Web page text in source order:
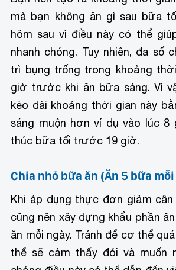
mà bạn không ăn gì sau bữa
hôm sau vì điều này có thể
nhanh chóng. Tuy nhiên, đa số
trì bụng trống trong khoảng
giờ trước khi ăn bữa sáng. Vì
kéo dài khoảng thời gian này
sáng muộn hơn ví dụ vào lúc 8
thúc bữa tối trước 19 giờ.
Chia nhỏ bữa ăn (Ăn 5 bữa
Khi áp dụng thực đơn giảm
cũng nên xây dựng khẩu phần
ăn mỗi ngày. Tránh để cơ thể
thể sẽ cảm thấy đói và muốn